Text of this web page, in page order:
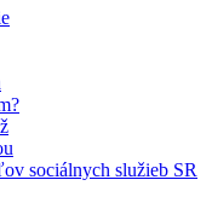
sociálnych služieb SR